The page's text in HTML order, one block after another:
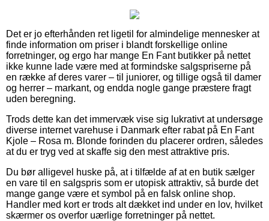
Det er jo efterhånden ret ligetil for almindelige mennesker at
finde information om priser i blandt forskellige online
forretninger, og ergo har mange En Fant butikker på nettet
ikke kunne lade være med at formindske salgspriserne på
en række af deres varer – til juniorer, og tillige også til damer
og herrer – markant, og endda nogle gange præstere fragt
uden beregning.
Trods dette kan det immervæk vise sig lukrativt at undersøge
diverse internet varehuse i Danmark efter rabat på En Fant
Kjole – Rosa m. Blonde forinden du placerer ordren, således
at du er tryg ved at skaffe sig den mest attraktive pris.
Du bør alligevel huske på, at i tilfælde af at en butik sælger
en vare til en salgspris som er utopisk attraktiv, så burde det
mange gange være et symbol på en falsk online shop.
Handler med kort er trods alt dækket ind under en lov, hvilket
skærmer os overfor uærlige forretninger på nettet.